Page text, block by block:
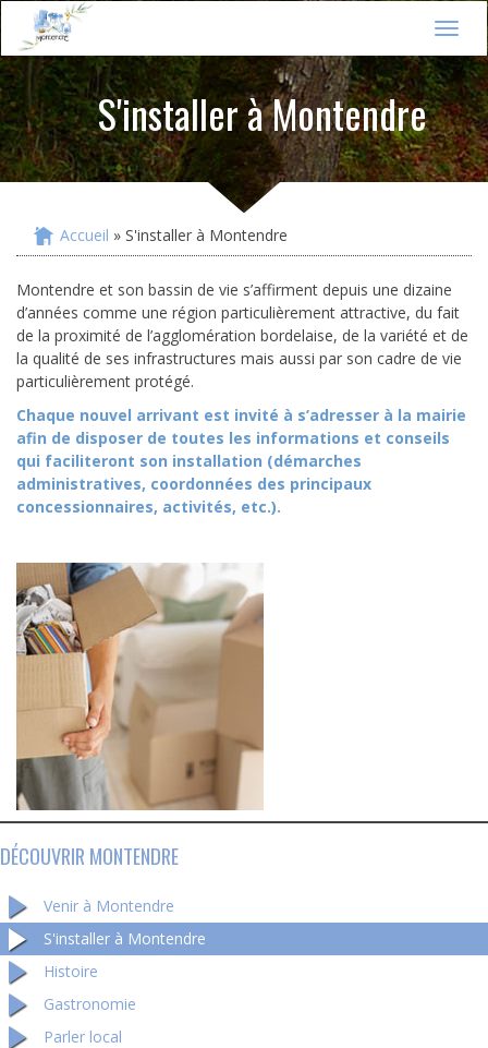
T
o
g
g
l
e
n
a
t
i
o
n
S'installer à Montendre
Vous êtes ici
Accueil » S'installer à Montendre
Montendre et son bassin de vie s’affirment depuis une dizaine
d’années comme une région particulièrement attractive, du fait
de la proximité de l’agglomération bordelaise, de la variété et de
la qualité de ses infrastructures mais aussi par son cadre de vie
particulièrement protégé.
Chaque nouvel arrivant est invité à s’adresser à la mairie
afin de disposer de toutes les informations et conseils
qui faciliteront son installation (démarches
administratives, coordonnées des principaux
concessionnaires, activités, etc.).
DÉCOUVRIR MONTENDRE
Venir à Montendre
S'installer à Montendre
Histoire
Gastronomie
Parler local